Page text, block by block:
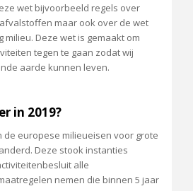
wet bijvoorbeeld regels over
maar ook over de wet
milieu. Deze wet is gemaakt om
tegen te gaan zodat wij
aarde kunnen leven.
in 2019?
de europese milieueisen voor grote
Deze stook instanties
alle
nemen die binnen 5 jaar